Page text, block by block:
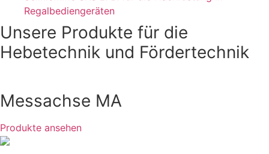
Regalbediengeräten
Unsere Produkte für die
Hebetechnik und Fördertechnik
Messachse MA
Produkte ansehen